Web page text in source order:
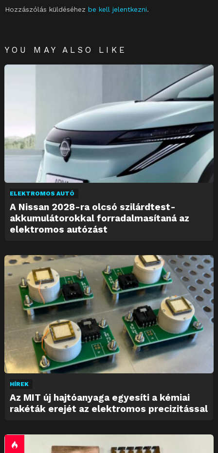
Hozzászólás küldéséhez be kell jelentkezni.
YOU MAY ALSO LIKE
ELEKTROMOS AUTÓ
A Nissan 2028-ra olcsó szilárdtest-
akkumulátorokkal forradalmasítaná az
elektromos autózást
HÍREK
Az MIT új hajtóanyaga egyesíti a kémiai
rakéták erejét az elektromos precizitással